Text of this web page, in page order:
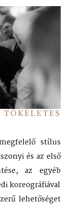
stílus
és az első
az egyéb
koreográfiával
lehetőséget